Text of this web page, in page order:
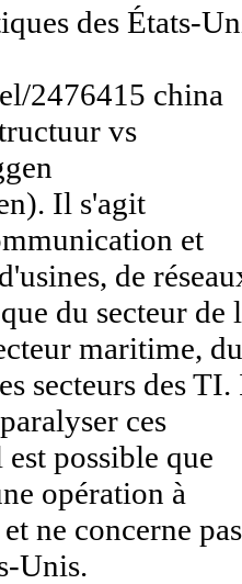
des États-
2476415 china
vs
Il s'agit
et
de
du secteur de
maritime, du
secteurs des TI.
ces
possible que
opération à
ne concerne pas
Unis.